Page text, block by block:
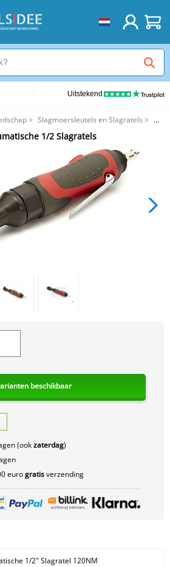
Uitstekend
> Slagmoersleutels en Slagratels >
1/2 Slagratels
1/2 Slagratels
beschikbaar
(ookzaterdag)
eurogratisverzending
1/2" Slagratel 120NM